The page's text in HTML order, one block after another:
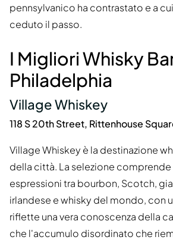
pennsylvanico ha contrastato e a
ceduto il passo.
I Migliori Whisky
Philadelphia
Village Whiskey
118 S 20th Street, Rittenhouse
Village Whiskey è la destinazione
della città. La selezione
espressioni tra bourbon, Scotch,
irlandese e whisky del mondo, con
riflette una vera conoscenza della
che l'accumulo disordinato che